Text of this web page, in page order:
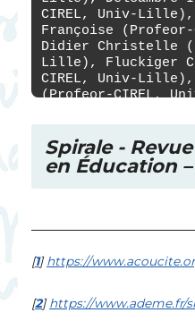
Spirale -
en Éducation
[1]https://
[2]https://www.ademe.fr/